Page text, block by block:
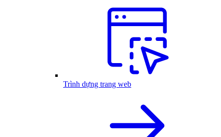
Trình dựng trang web